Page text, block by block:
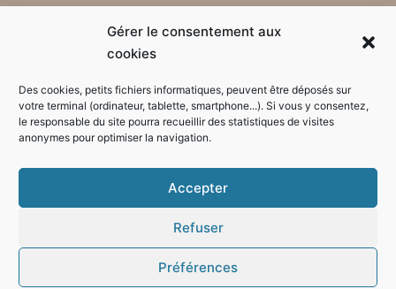
Gérer le consentement aux
cookies
Des cookies, petits fichiers informatiques, peuvent être déposés sur
votre terminal (ordinateur, tablette, smartphone...). Si vous y consentez,
le responsable du site pourra recueillir des statistiques de visites
anonymes pour optimiser la navigation.
Accepter
Refuser
Préférences
Contactez-nous
Horaires d'ouverture de la mairie